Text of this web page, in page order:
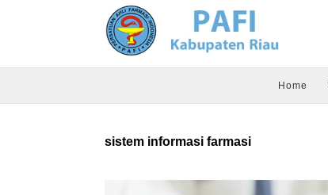
Home
sistem informasi farmasi